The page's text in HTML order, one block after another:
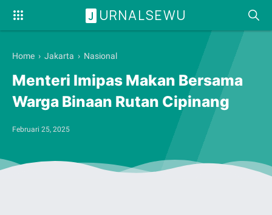
J URNALSEWU
Home › Jakarta › Nasional
Menteri Imipas Makan Bersama
Warga Binaan Rutan Cipinang
Februari 25, 2025